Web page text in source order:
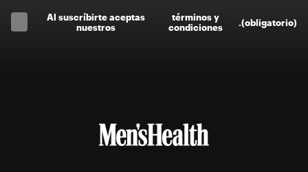
Al suscríbirte aceptas
nuestros
términos y
condiciones
(obligatorio)